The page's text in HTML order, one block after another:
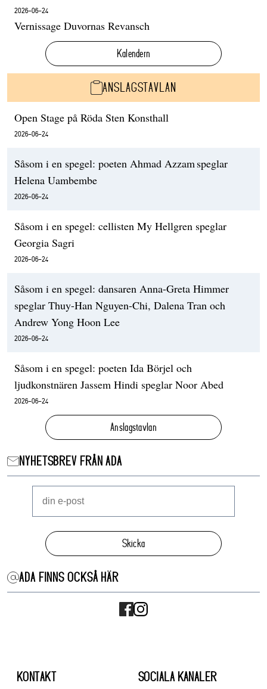
2026-06-24
Vernissage Duvornas Revansch
Kalendern
ANSLAGSTAVLAN
Open Stage på Röda Sten Konsthall
2026-06-24
Såsom i en spegel: poeten Ahmad Azzam speglar
Helena Uambembe
2026-06-24
Såsom i en spegel: cellisten My Hellgren speglar
Georgia Sagri
2026-06-24
Såsom i en spegel: dansaren Anna-Greta Himmer
speglar Thuy-Han Nguyen-Chi, Dalena Tran och
Andrew Yong Hoon Lee
2026-06-24
Såsom i en spegel: poeten Ida Börjel och
ljudkonstnären Jassem Hindi speglar Noor Abed
2026-06-24
Anslagstavlan
NYHETSBREV FRÅN ADA
Skicka
ADA FINNS OCKSÅ HÄR
KONTAKT SOCIALA KANALER